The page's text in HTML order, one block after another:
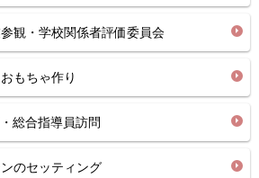
観・学校関係者評価委員会
もちゃ作り
総合指導員訪問
のセッティング